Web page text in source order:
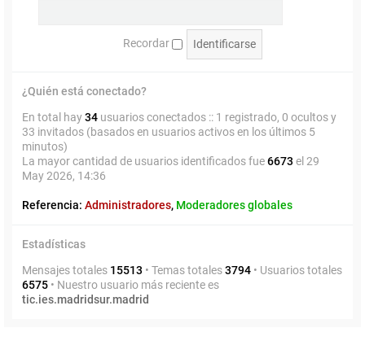
Recordar
¿Quién está conectado?
En total hay34 usuarios conectados :: 1 registrado, 0 ocultos y
33 invitados (basados en usuarios activos en los últimos 5
minutos)
La mayor cantidad de usuarios identificados fue6673 el 29
May 2026, 14:36
Referencia: Administradores, Moderadores globales
Estadísticas
Mensajes totales 15513 • Temas totales3794 • Usuarios totales
6575 • Nuestro usuario más reciente es
tic.ies.madridsur.madrid